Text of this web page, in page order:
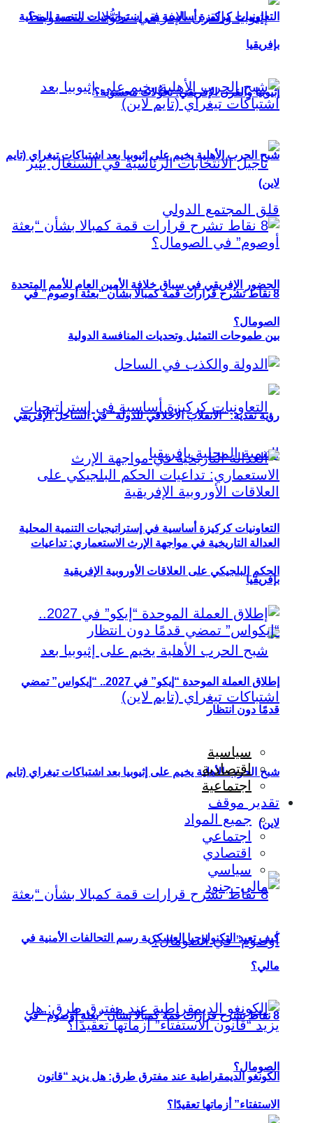
إثيوبيا والقرن الإفريقي: تحوُّلات محسوبة؟
الحضور الإفريقي في سباق خلافة الأمين العام للأمم المتحدة
بين طموحات التمثيل وتحديات المنافسة الدولية
التعاونيات كركيزة أساسية في إستراتيجيات التنمية المحلية
بإفريقيا
شبح الحرب الأهلية يخيم على إثيوبيا بعد اشتباكات تيغراي (تايم
لاين)
8 نقاط تشرح قرارات قمة كمبالا بشأن “بعثة أوصوم” في
الصومال؟
التعاونيات كركيزة أساسية في إستراتيجيات التنمية المحلية
بإفريقيا
شبح الحرب الأهلية يخيم على إثيوبيا بعد اشتباكات تيغراي (تايم
لاين)
8 نقاط تشرح قرارات قمة كمبالا بشأن “بعثة أوصوم” في
الصومال؟
رؤية نقدية: “الانقلاب الأخلاقي للدولة” في الساحل الإفريقي
العدالة التاريخية في مواجهة الإرث الاستعماري: تداعيات
الحكم البلجيكي على العلاقات الأوروبية الإفريقية
إطلاق العملة الموحدة “إيكو” في 2027.. “إيكواس” تمضي
قدمًا دون انتظار
سياسية
اقتصادية
اجتماعية
تقدير موقف
جميع المواد
اجتماعي
اقتصادي
سياسي
كيف تعيد التكنولوجيا العسكرية رسم التحالفات الأمنية في
مالي؟
الكونغو الديمقراطية عند مفترق طرق: هل يزيد “قانون
الاستفتاء” أزماتها تعقيدًا؟